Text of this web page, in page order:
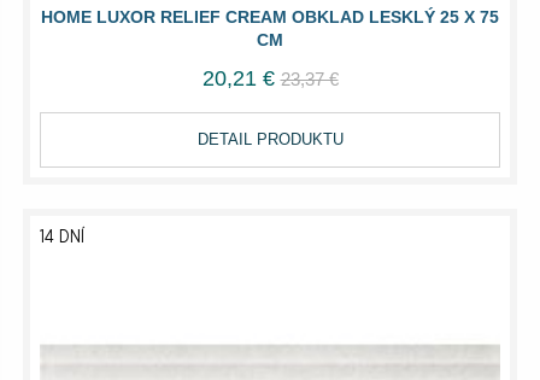
HOME LUXOR RELIEF CREAM OBKLAD LESKLÝ 25 X 75
CM
20,21 € 23,37 €
DETAIL PRODUKTU
14 DNÍ